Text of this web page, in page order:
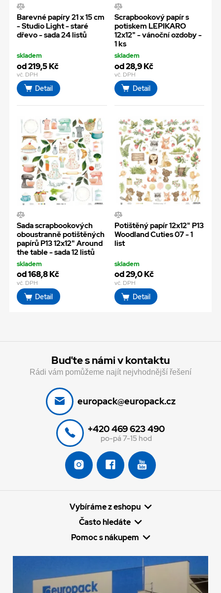
Barevné papíry 21 x 15 cm
- Studio Light - staré
dřevo - sada 24 listů
skladem
od 219,5 Kč
vč. DPH
Detail
Scrapbookový papír s
potiskem LEPIKARO
12x12" - vánoční ozdoby -
1 ks
skladem
od 28,9 Kč
vč. DPH
Detail
Sada scrapbookových
oboustranně potištěných
papírů P13 12x12" Around
the table - sada 12 listů
skladem
od 168,8 Kč
vč. DPH
Detail
Potištěný papír 12x12" P13
Woodland Cuties 07 - 1
list
skladem
od 29,0 Kč
vč. DPH
Detail
Buďte s námi v kontaktu
Rádi vám pomůžeme najít nejvhodnější řešení
europack@europack.cz
+420 469 623 490
po-pá 7-15 hod
Vybíráme z eshopu
Často hledáte
Pomoc s nákupem